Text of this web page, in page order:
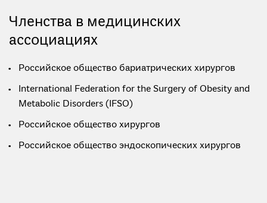
Членства в медицинских
ассоциациях
Российское общество бариатрических хирургов
International Federation for the Surgery of Obesity and
Metabolic Disorders (IFSO)
Российское общество хирургов
Российское общество эндоскопических хирургов